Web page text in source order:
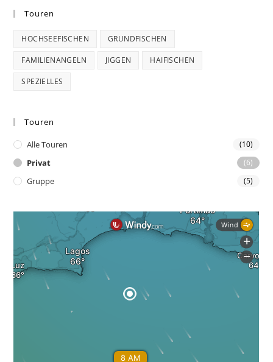
Touren
HOCHSEEFISCHEN GRUNDFISCHEN
FAMILIENANGELN JIGGEN HAIFISCHEN
SPEZIELLES
Touren
Alle Touren (10)
Privat (6)
Gruppe (5)